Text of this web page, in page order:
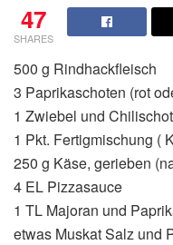
47
SHARES
500 g Rindhackfleisch
3 Paprikaschoten (rot
1 Zwiebel und
1 Pkt. Fertigmischung (
250 g Käse, gerieben
4 EL Pizzasauce
1 TL Majoran und
etwas Muskat Salz und